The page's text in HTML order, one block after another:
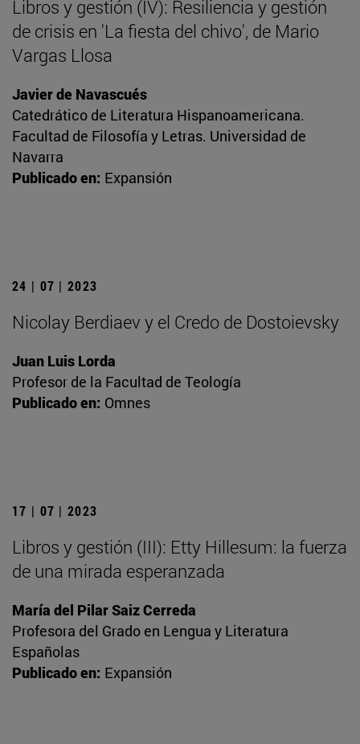
Libros y gestión (IV): Resiliencia y gestión
de crisis en 'La fiesta del chivo', de Mario
Vargas Llosa
Javier de Navascués
Catedrático de Literatura Hispanoamericana.
Facultad de Filosofía y Letras. Universidad de
Navarra
Publicado en: Expansión
24 | 07 | 2023
Nicolay Berdiaev y el Credo de Dostoievsky
Juan Luis Lorda
Profesor de la Facultad de Teología
Publicado en: Omnes
17 | 07 | 2023
Libros y gestión (III): Etty Hillesum: la fuerza
de una mirada esperanzada
María del Pilar Saiz Cerreda
Profesora del Grado en Lengua y Literatura
Españolas
Publicado en: Expansión